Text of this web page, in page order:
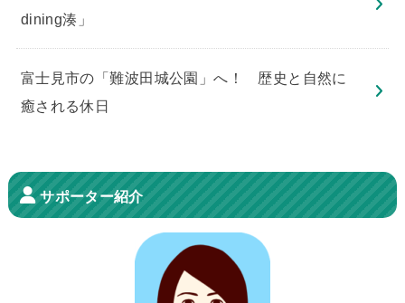
dining湊」
​富士見市の「難波田城公園」へ！ 歴史と自然に
癒される休日
サポーター紹介